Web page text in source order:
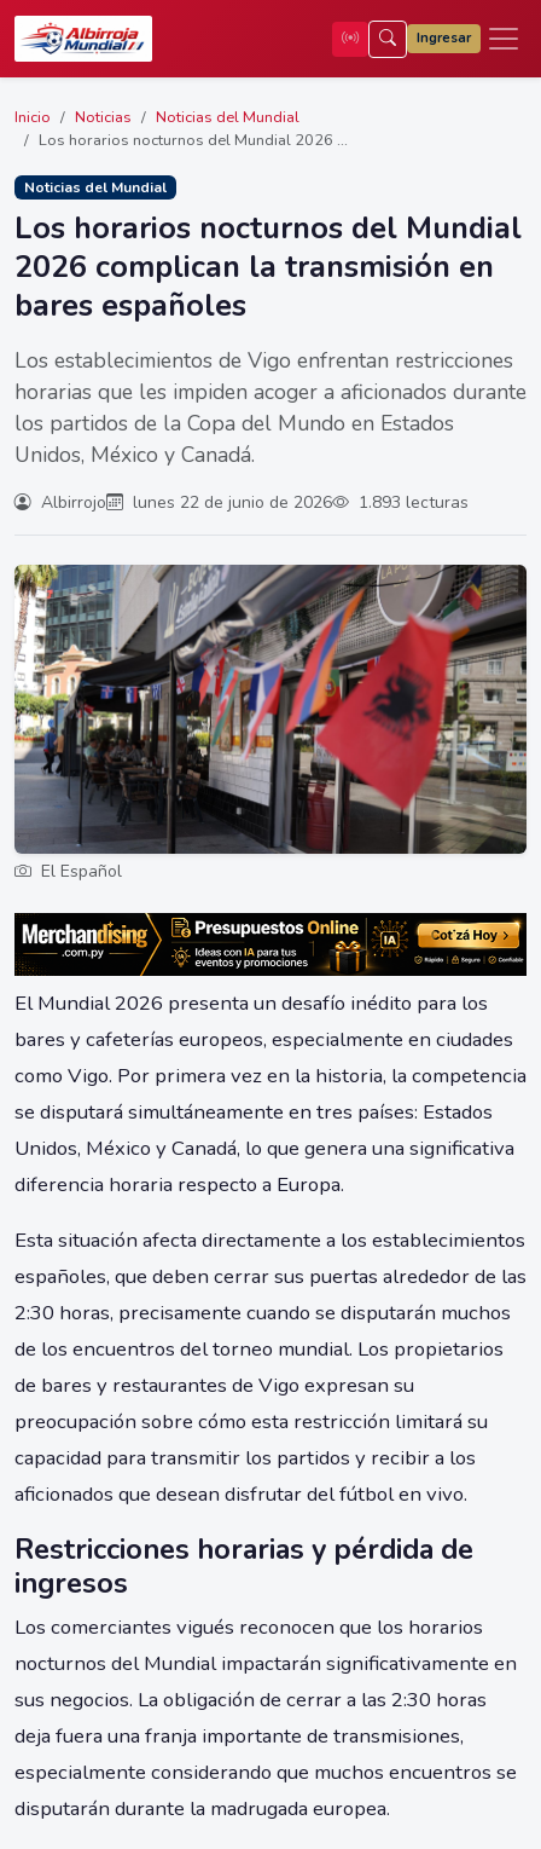
Ingresar
Inicio Noticias
Noticias del Mundial
Los horarios nocturnos del Mundial 2026 ...
Noticias del Mundial
Los horarios nocturnos del Mundial
2026 complican la transmisión en
bares españoles
Los establecimientos de Vigo enfrentan restricciones
horarias que les impiden acoger a aficionados durante
los partidos de la Copa del Mundo en Estados
Unidos, México y Canadá.
Albirrojo lunes 22 de junio de 2026 1.893 lecturas
El Español
El Mundial 2026 presenta un desafío inédito para los
bares y cafeterías europeos, especialmente en ciudades
como Vigo. Por primera vez en la historia, la competencia
se disputará simultáneamente en tres países: Estados
Unidos, México y Canadá, lo que genera una significativa
diferencia horaria respecto a Europa.
Esta situación afecta directamente a los establecimientos
españoles, que deben cerrar sus puertas alrededor de las
2:30 horas, precisamente cuando se disputarán muchos
de los encuentros del torneo mundial. Los propietarios
de bares y restaurantes de Vigo expresan su
preocupación sobre cómo esta restricción limitará su
capacidad para transmitir los partidos y recibir a los
aficionados que desean disfrutar del fútbol en vivo.
Restricciones horarias y pérdida de
ingresos
Los comerciantes vigués reconocen que los horarios
nocturnos del Mundial impactarán significativamente en
sus negocios. La obligación de cerrar a las 2:30 horas
deja fuera una franja importante de transmisiones,
especialmente considerando que muchos encuentros se
disputarán durante la madrugada europea.